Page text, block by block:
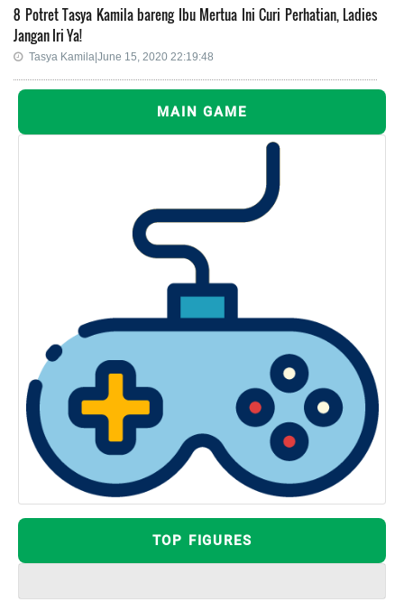
8 Potret Tasya Kamila bareng Ibu Mertua Ini Curi Perhatian, Ladies
Jangan Iri Ya!
Tasya Kamila|June 15, 2020 22:19:48
MAIN GAME
TOP FIGURES